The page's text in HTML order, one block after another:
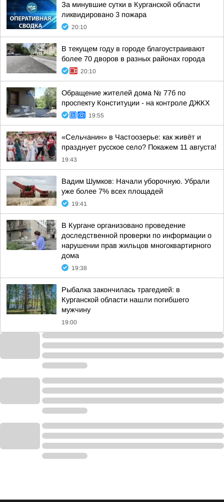
За минувшие сутки в Курганской области
ликвидировано 3 пожара
20:10
В текущем году в городе благоустраивают
более 70 дворов в разных районах города
20:10
Обращение жителей дома № 77б по
проспекту Конституции - на контроле ДЖКХ
19:55
«Сельчанин» в Частоозерье: как живёт и
празднует русское село? Покажем 11 августа!
19:43
Вадим Шумков: Начали уборочную. Убрали
уже более 7% всех площадей
19:41
В Кургане организовано проведение
доследственной проверки по информации о
нарушении прав жильцов многоквартирного
дома
19:38
Рыбалка закончилась трагедией: в
Курганской области нашли погибшего
мужчину
19:00